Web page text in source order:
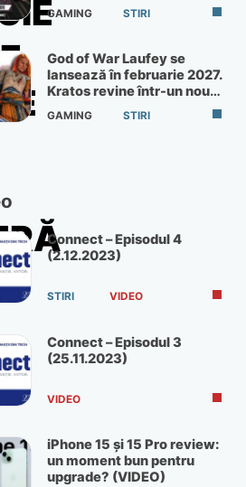
câștigă turneul de la Paris
GAMING STIRI
God of War Laufey se
lansează în februarie 2027.
Kratos revine într-un nou
God of War
GAMING STIRI
Connect – Episodul 4
(2.12.2023)
STIRI VIDEO
Connect – Episodul 3
(25.11.2023)
VIDEO
iPhone 15 și 15 Pro review:
un moment bun pentru
upgrade? (VIDEO)